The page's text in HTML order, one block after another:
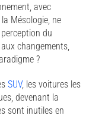
avec
Mésologie, ne
du
changements,
?
SUV, les voitures les
devenant la
sont inutiles en